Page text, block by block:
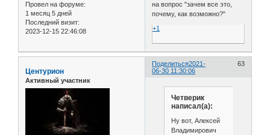
Провел на форуме:
1 месяц 5 дней
Последний визит:
2023-12-15 22:46:08
на вопрос "зачем все это,
почему, как возможно?"
+1
Поделиться 63
2021-
06-30 11:30:06
Центурион
Активный участник
Четверик
написал(а):
Ну вот, Алексей
Владимирович